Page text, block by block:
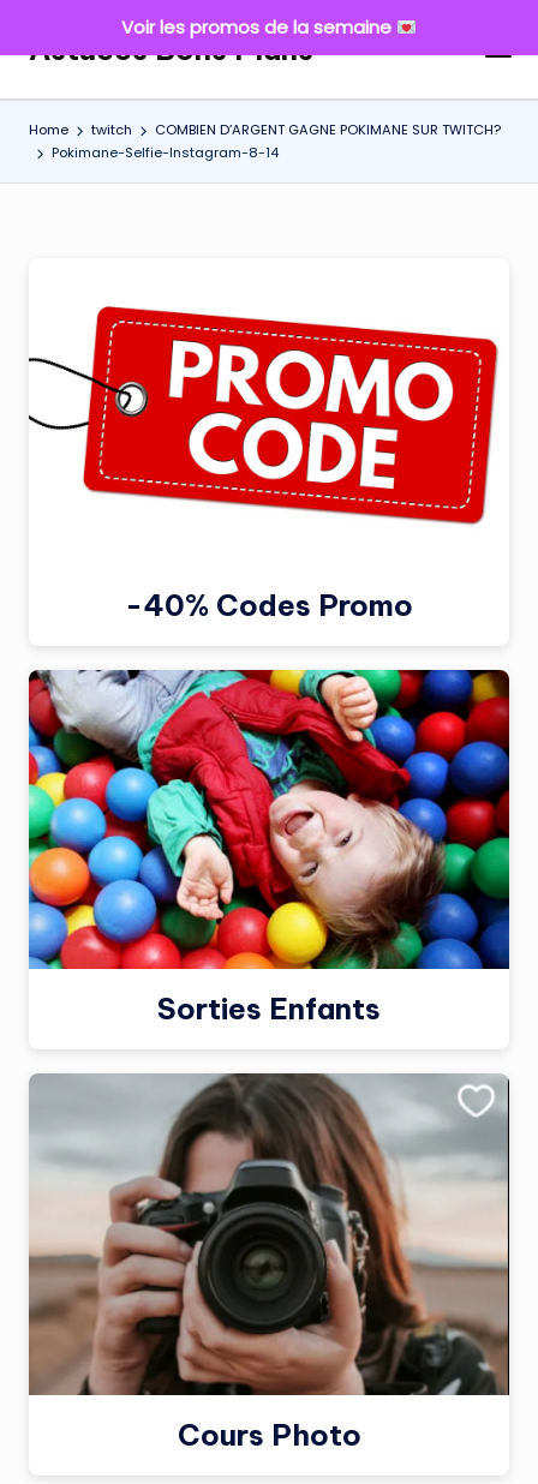
Skip
content
Astuces Bons Plans
Home twitch
COMBIEN D’ARGENT GAGNE POKIMANE SUR TWITCH?
Pokimane-Selfie-Instagram-8-14
-40% Codes Promo
Sorties Enfants
Cours Photo
Voir les promos de la semaine